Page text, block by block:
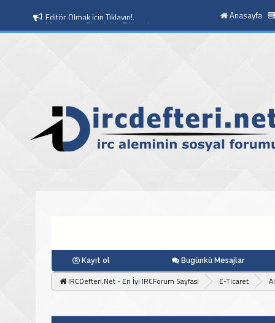
Moderatör Olmak icin Tıklayın!. Anasayfa
Kayıt ol Bugünkü Mesajlar
IRCDefteri.Net - En İyi IRCForum Sayfasi E-Ticaret